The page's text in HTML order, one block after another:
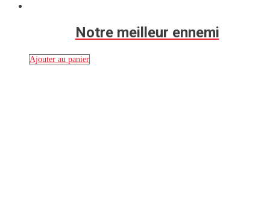
Notre meilleur ennemi
Ajouter au panier